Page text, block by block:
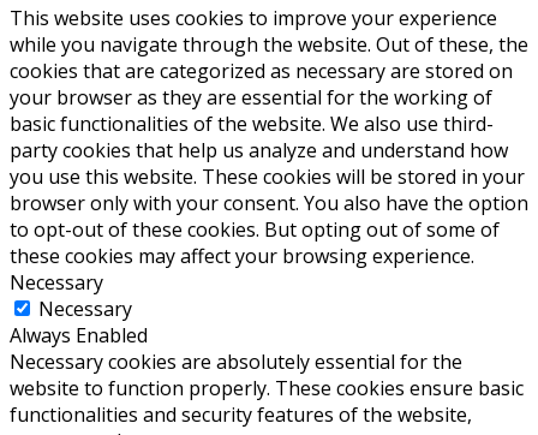
This website uses cookies to improve your experience
while you navigate through the website. Out of these, the
cookies that are categorized as necessary are stored on
your browser as they are essential for the working of
basic functionalities of the website. We also use third-
party cookies that help us analyze and understand how
you use this website. These cookies will be stored in your
browser only with your consent. You also have the option
to opt-out of these cookies. But opting out of some of
these cookies may affect your browsing experience.
Necessary
Necessary
Always Enabled
Necessary cookies are absolutely essential for the
website to function properly. These cookies ensure basic
functionalities and security features of the website,